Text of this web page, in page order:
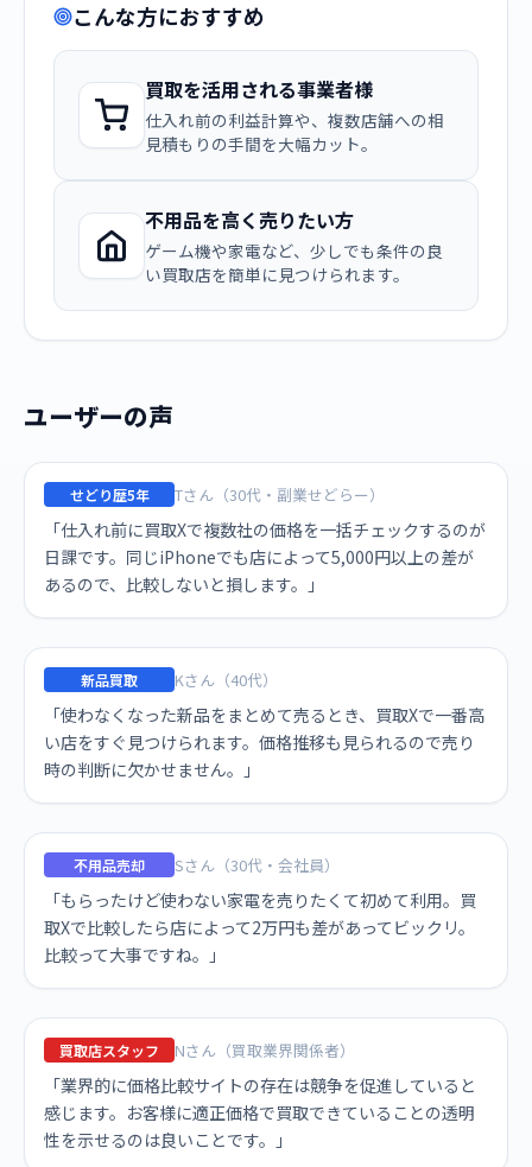
こんな方におすすめ
買取を活用される事業者様
仕入れ前の利益計算や、複数店舗への相
見積もりの手間を大幅カット。
不用品を高く売りたい方
ゲーム機や家電など、少しでも条件の良
い買取店を簡単に見つけられます。
ユーザーの声
せどり歴5年 Tさん（30代・副業せどらー）
「仕入れ前に買取Xで複数社の価格を一括チェックするのが
日課です。同じiPhoneでも店によって5,000円以上の差が
あるので、比較しないと損します。」
新品買取 Kさん（40代）
「使わなくなった新品をまとめて売るとき、買取Xで一番高
い店をすぐ見つけられます。価格推移も見られるので売り
時の判断に欠かせません。」
不用品売却 Sさん（30代・会社員）
「もらったけど使わない家電を売りたくて初めて利用。買
取Xで比較したら店によって2万円も差があってビックリ。
比較って大事ですね。」
買取店スタッフ Nさん（買取業界関係者）
「業界的に価格比較サイトの存在は競争を促進していると
感じます。お客様に適正価格で買取できていることの透明
性を示せるのは良いことです。」